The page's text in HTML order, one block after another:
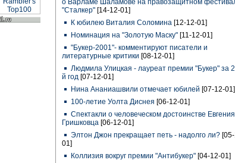
о Варламе Шаламове на правозащитном
"Сталкер" [14-12-01]
К юбилею Виталия Соломина [12-12-01]
Номинация на "Золотую Маску" [11-12-01]
"Букер-2001"- комментируют писатели и
литературные критики [08-12-01]
Людмила Улицкая - лауреат премии "Букер" за
й год [07-12-01]
Нина Ананиашвили отмечает юбилей [07-12-01]
100-летие Уолта Диснея [06-12-01]
Спектакли о человеческом достоинстве Евгения
Гришковца [06-12-01]
Элтон Джон прекращает петь - надолго ли?
01]
Коллизия вокруг премии "Антибукер" [04-12-01]